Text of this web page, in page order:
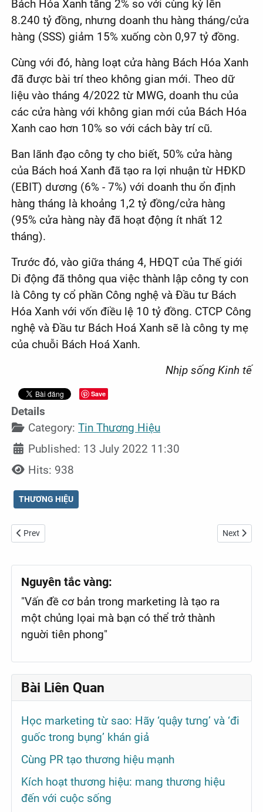
Bách Hóa Xanh tăng 2% so với cùng kỳ lên
8.240 tỷ đồng, nhưng doanh thu hàng tháng/cửa
hàng (SSS) giảm 15% xuống còn 0,97 tỷ đồng.
Cùng với đó, hàng loạt cửa hàng Bách Hóa Xanh
đã được bài trí theo không gian mới. Theo dữ
liệu vào tháng 4/2022 từ MWG, doanh thu của
các cửa hàng với không gian mới của Bách Hóa
Xanh cao hơn 10% so với cách bày trí cũ.
Ban lãnh đạo công ty cho biết, 50% cửa hàng
của Bách hoá Xanh đã tạo ra lợi nhuận từ HĐKD
(EBIT) dương (6% - 7%) với doanh thu ổn định
hàng tháng là khoảng 1,2 tỷ đồng/cửa hàng
(95% cửa hàng này đã hoạt động ít nhất 12
tháng).
Trước đó, vào giữa tháng 4, HĐQT của Thế giới
Di động đã thông qua việc thành lập công ty con
là Công ty cổ phần Công nghệ và Đầu tư Bách
Hóa Xanh với vốn điều lệ 10 tỷ đồng. CTCP Công
nghệ và Đầu tư Bách Hoá Xanh sẽ là công ty mẹ
của chuỗi Bách Hoá Xanh.
Nhịp sống Kinh tế
Save
Details
Category:Tin Thương Hiệu
Published: 13 July 2022 11:30
Hits: 938
THƯƠNG HIỆU
Previous article: Thế giới di động đóng cửa hệ thống AVAFashion
Prev Next
Next
Nguyên tắc vàng:
"Vấn đề cơ bản trong marketing là tạo ra
một chủng lọai mà bạn có thể trở thành
nguời tiên phong"
Bài Liên Quan
Học marketing từ sao: Hãy ‘quậy tưng’ và ‘đi
guốc trong bụng’ khán giả
Cùng PR tạo thương hiệu mạnh
Kích hoạt thương hiệu: mang thương hiệu
đến với cuộc sống